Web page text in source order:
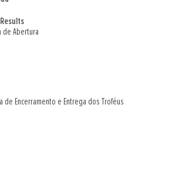
de Abertura
de Encerramento e Entrega dos Troféus